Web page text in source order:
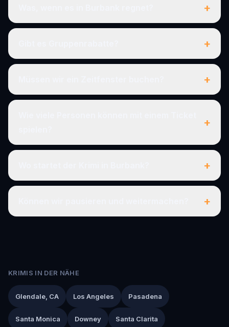
+
+
+
+
+
+
KRIMIS IN DER NÄHE
Glendale, CA Los Angeles Pasadena
Santa Monica Downey Santa Clarita